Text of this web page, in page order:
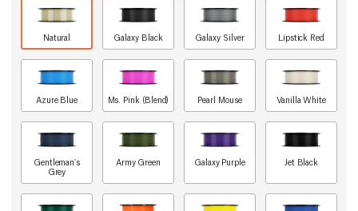
Natural Galaxy Black Galaxy Silver Lipstick Red
Azure Blue Ms. Pink (Blend) Pearl Mouse Vanilla White
Gentleman's
Grey
Army Green Galaxy Purple Jet Black